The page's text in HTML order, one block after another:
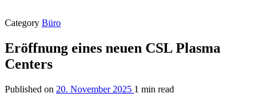
Category Büro
Eröffnung eines neuen CSL Plasma
Centers
Published on 20. November 2025 1 min read